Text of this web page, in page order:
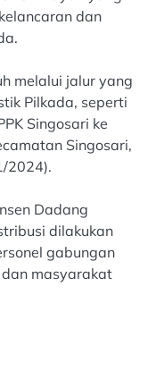
dan
melalui jalur yang
Pilkada, seperti
Singosari ke
Singosari,
2024).
Dadang
dilakukan
gabungan
dan masyarakat